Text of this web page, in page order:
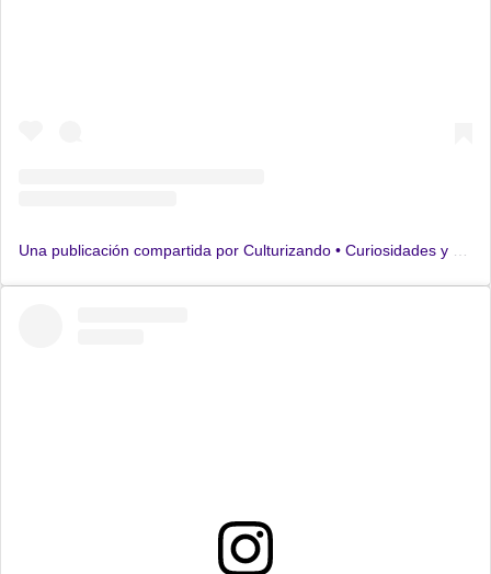
Una publicación compartida por Culturizando • Curiosidades y Cultura General (@culturizando)